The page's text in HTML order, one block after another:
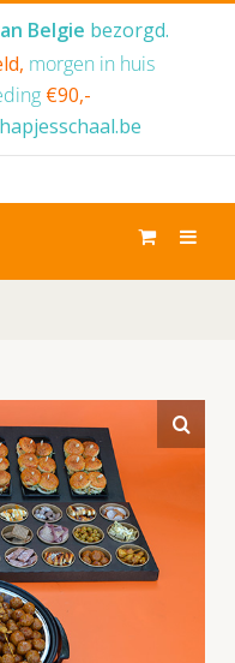
Belgie bezorgd.
morgen in huis
€90,-